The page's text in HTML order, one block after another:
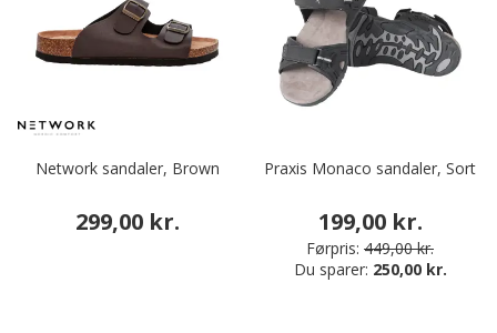
Network sandaler, Brown
299,00 kr.
Praxis Monaco sandaler, Sort
199,00 kr.
Førpris: 449,00 kr.
Du sparer: 250,00 kr.